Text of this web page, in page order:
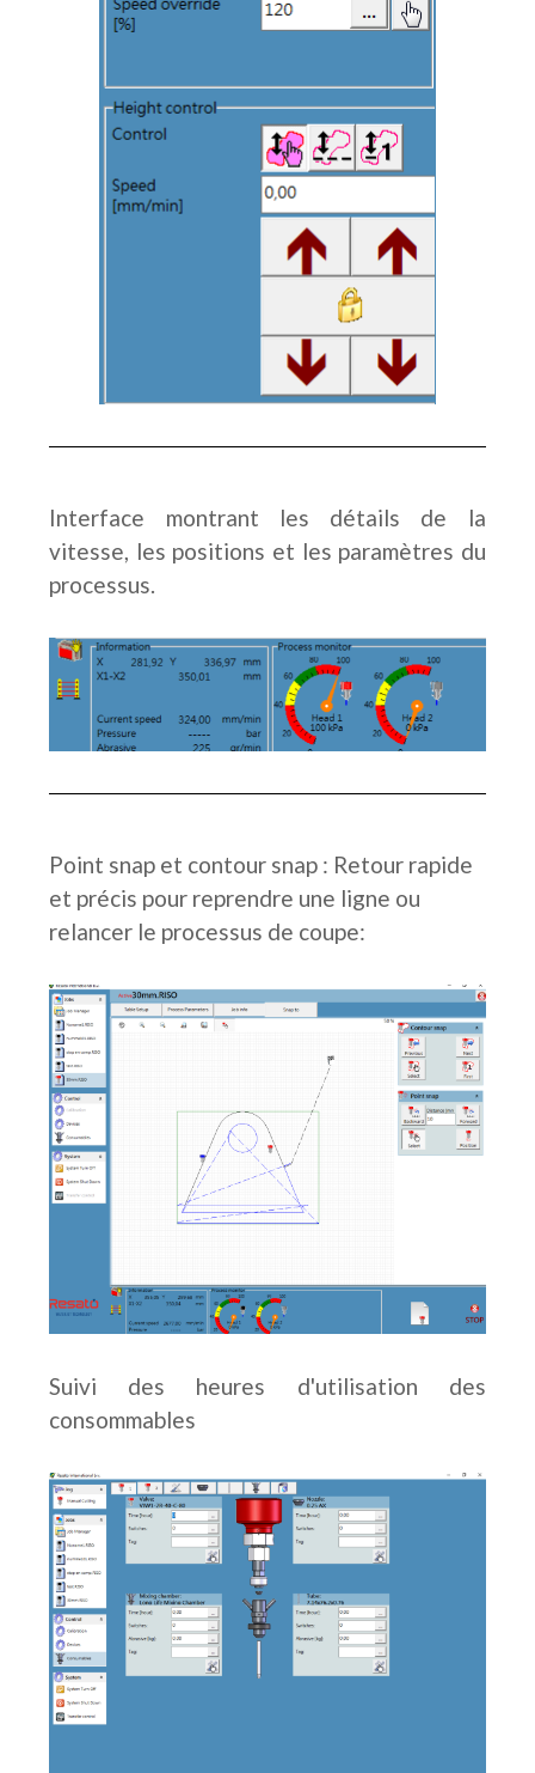
Interface montrant les détails de la
vitesse, les positions et les paramètres du
processus.
Point snap et contour snap : Retour rapide
et précis pour reprendre une ligne ou
relancer le processus de coupe:
Suivi des heures d'utilisation des
consommables